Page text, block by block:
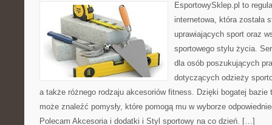
EsportowySklep.pl to
internetowa, która została
uprawiających sport oraz
sportowego stylu życia.
dla osób poszukujących
dotyczących odzieży
a także różnego rodzaju akcesoriów fitness. Dzięki bogatej
może znaleźć pomysły, które pomogą mu w wyborze
Polecam Akcesoria i dodatki i Styl sportowy na co dzień. […]